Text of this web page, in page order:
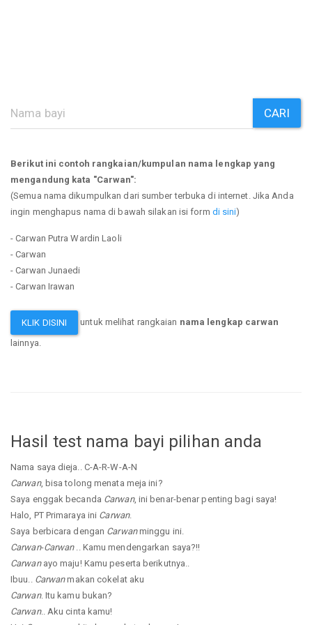
CARI
Berikut ini contoh rangkaian/kumpulan nama lengkap yang
mengandung kata "Carwan":
(Semua nama dikumpulkan dari sumber terbuka di internet. Jika Anda
ingin menghapus nama di bawah silakan isi form di sini)
- Carwan Putra Wardin Laoli
- Carwan
- Carwan Junaedi
- Carwan Irawan
KLIK DISINI untuk melihat rangkaian nama lengkap carwan
lainnya.
Hasil test nama bayi pilihan anda
Nama saya dieja.. C-A-R-W-A-N
Carwan, bisa tolong menata meja ini?
Saya enggak becanda Carwan, ini benar-benar penting bagi saya!
Halo, PT Primaraya ini Carwan.
Saya berbicara dengan Carwanminggu ini.
Carwan-Carwan.. Kamu mendengarkan saya?!!
Carwanayo maju! Kamu peserta berikutnya..
Ibuu.. Carwanmakan cokelat aku
Carwan. Itu kamu bukan?
Carwan.. Aku cinta kamu!